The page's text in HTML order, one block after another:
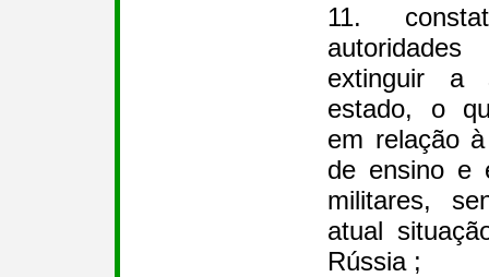
11.
extinguir a
estado, o
em relação
de ensino e
militares,
atual
Rússia ;